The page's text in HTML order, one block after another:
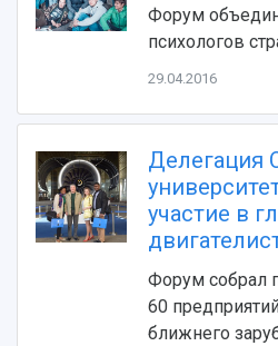
Устойчивое развитие
3D-тур по университету
Учебный аэродром
Центр истории
Ботанический сад
Умный дом бабочек
Международный
Сведения об
Видеолекции
Противодействие COVID-
деятельности
Журналы Самарского
Публикации и издания
Форум
психологов
29.04.2016
Делегация
участие в
Форум собрал
60
ближнего